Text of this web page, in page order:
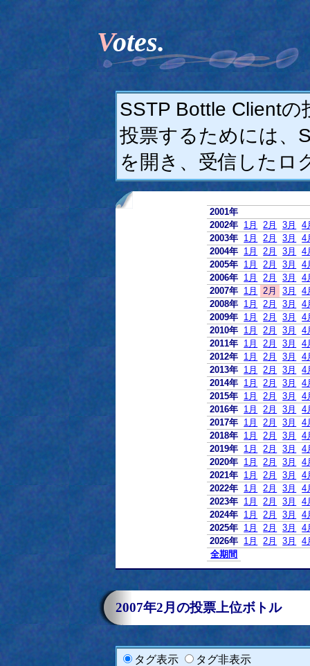
Votes.
SSTP Bottle Client
投票するためには、
を開き、受信したロ
2001年
2002年 1月 2月 3月
4
2003年 1月 2月 3月
4
2004年 1月 2月 3月
4
2005年 1月 2月 3月
4
2006年 1月 2月 3月
4
2007年 1月 2月 3月
4
2008年 1月 2月 3月
4
2009年 1月 2月 3月
4
2010年 1月 2月 3月
4
2011年 1月 2月 3月
4
2012年 1月 2月 3月
4
2013年 1月 2月 3月
4
2014年 1月 2月 3月
4
2015年 1月 2月 3月
4
2016年 1月 2月 3月
4
2017年 1月 2月 3月
4
2018年 1月 2月 3月
4
2019年 1月 2月 3月
4
2020年 1月 2月 3月
4
2021年 1月 2月 3月
4
2022年 1月 2月 3月
4
2023年 1月 2月 3月
4
2024年 1月 2月 3月
4
2025年 1月 2月 3月
4
2026年 1月 2月 3月
4
全期間
2007年2月の投票上位ボトル
タグ表示 タグ非表示